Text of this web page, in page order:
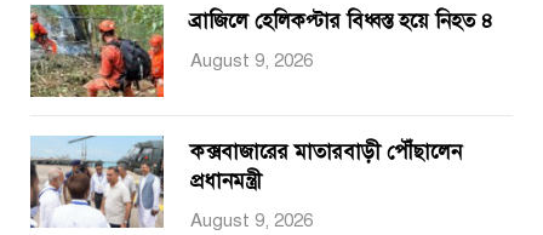
ব্রাজিলে হেলিকপ্টার বিধ্বস্ত হয়ে নিহত ৪
August 9, 2026
কক্সবাজারের মাতারবাড়ী পৌঁছালেন
প্রধানমন্ত্রী
August 9, 2026